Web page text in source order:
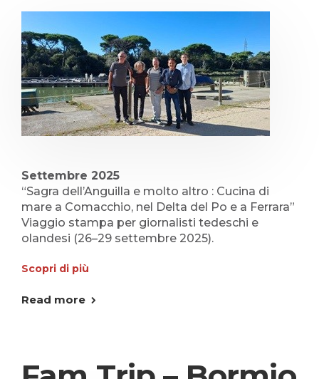
Settembre 2025
“Sagra dell’Anguilla e molto altro : Cucina di
mare a Comacchio, nel Delta del Po e a Ferrara”
Viaggio stampa per giornalisti tedeschi e
olandesi (26–29 settembre 2025).
Scopri di più
Read more